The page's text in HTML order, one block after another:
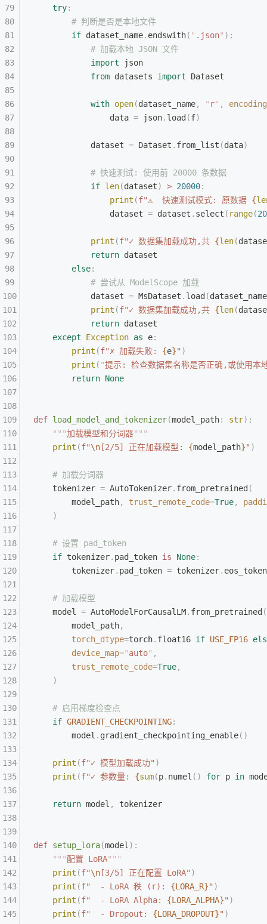
    try
:
        # 判断是否是本地文件
        if
dataset_name. endswith( " .json" ):
            # 加载本地 JSON 文件
            import
json
            from
datasets import Dataset
            with
open(dataset_name, " r" ,
encoding
                data
= json. load (f)
            dataset
= Dataset . from_list (data)
            # 快速测试: 使用前 20000 条数据
            if
len(dataset) > 20000:
                print
(f"⚠️  快速测试模式: 原数据 {
                dataset
= dataset . select ( range(
            print
(f"✓ 数据集加载成功,共 {len(
            return
dataset
        else
:
            # 尝试从 ModelScope 加载
            dataset
= MsDataset . load (dataset_name
            print
(f"✓ 数据集加载成功,共 {len(
            return
dataset
    except
Exception as e:
        print
(f"✗ 加载失败: {e}" )
        print
( "提示: 检查数据集名称是否正确,或使用本
        return
None
def load_model_and_tokenizer(model_path: str):
    """
加载模型和分词器"""
    print
(f"\n [2/5] 正在加载模型: {model_path}" )
    # 加载分词器
    tokenizer
= AutoTokenizer. from_pretrained (
        model_path
, trust_remote_code=True,
    )
    # 设置 pad_token
    if
tokenizer. pad_token is None:
        tokenizer
. pad_token = tokenizer. eos_token
    # 加载模型
    model
= AutoModelForCausalLM. from_pretrained (
        model_path
,
        torch_dtype
=torch. float16 if USE_FP16
        device_map
="auto" ,
        trust_remote_code
=True,
    )
    # 启用梯度检查点
    if
GRADIENT_CHECKPOINTING:
        model
. gradient_checkpointing_enable()
    print
(f"✓ 模型加载成功" )
    print
(f"✓ 参数量: {sum(p. numel () for p in
    return
model , tokenizer
def setup_lora(model ):
    """
配置 LoRA"""
    print
(f"\n [3/5] 正在配置 LoRA" )
    print
(f"  - LoRA 秩 (r): {LORA_R}" )
    print
(f"  - LoRA Alpha: {LORA_ALPHA}" )
    print
(f"  - Dropout: {LORA_DROPOUT}" )